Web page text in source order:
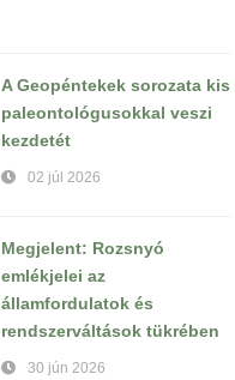
A Geopéntekek sorozata kis
paleontológusokkal veszi
kezdetét
02 júl 2026
Megjelent: Rozsnyó
emlékjelei az
államfordulatok és
rendszerváltások tükrében
30 jún 2026